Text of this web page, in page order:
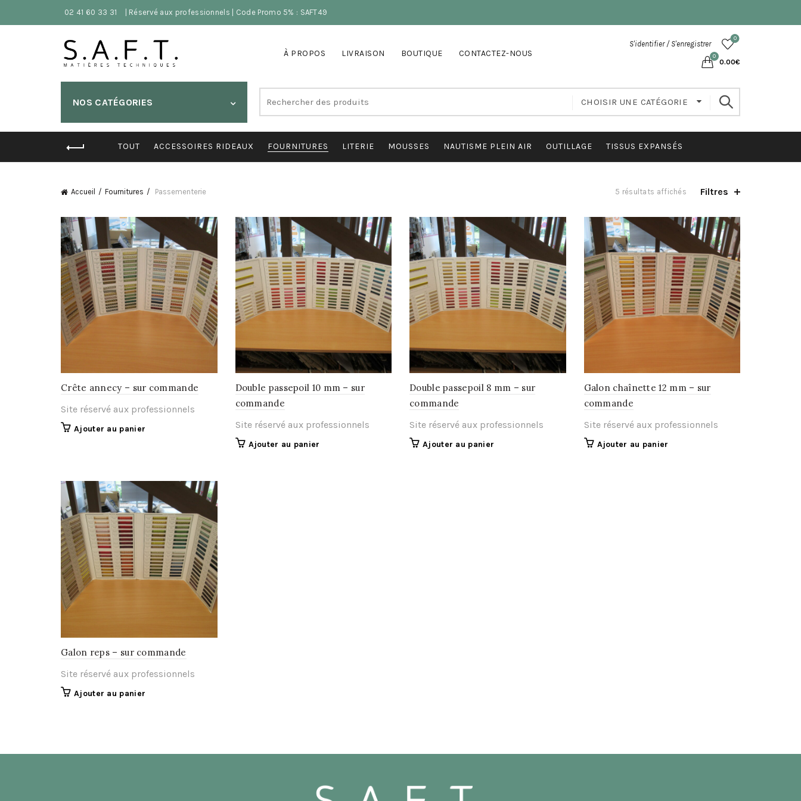
02 41 60 33 31 | Réservé aux professionnels | Code Promo 5% : SAFT49
À PROPOS LIVRAISON BOUTIQUE CONTACTEZ-NOUS
S'identifier / S'enregistrer
0
0
0.00€
NOS CATÉGORIES
for:
CHOISIR UNE CATÉGORIE
TOUT ACCESSOIRES RIDEAUX FOURNITURES LITERIE MOUSSES NAUTISME PLEIN AIR OUTILLAGE TISSUS EXPANSÉS
Accueil Fournitures Passementerie 5 résultats affichés Filtres
Crête annecy – sur commande
Site réservé aux professionnels
Ajouter au panier
Double passepoil 10 mm – sur
commande
Site réservé aux professionnels
Ajouter au panier
Double passepoil 8 mm – sur
commande
Site réservé aux professionnels
Ajouter au panier
Galon chaînette 12 mm – sur
commande
Site réservé aux professionnels
Ajouter au panier
Galon reps – sur commande
Site réservé aux professionnels
Ajouter au panier